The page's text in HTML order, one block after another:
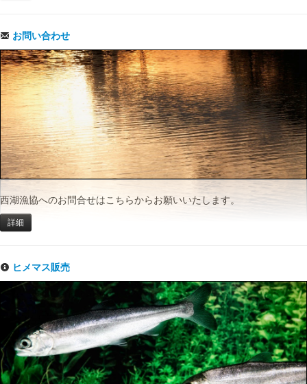
お問い合わせ
西湖漁協へのお問合せはこちらからお願いいたします。
詳細
ヒメマス販売